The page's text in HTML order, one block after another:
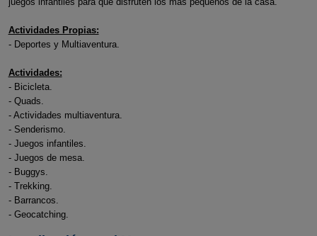
Actividades Propias:
- Deportes y Multiaventura.
Actividades:
- Bicicleta.
- Quads.
- Actividades multiaventura.
- Senderismo.
- Juegos infantiles.
- Juegos de mesa.
- Buggys.
- Trekking.
- Barrancos.
- Geocatching.